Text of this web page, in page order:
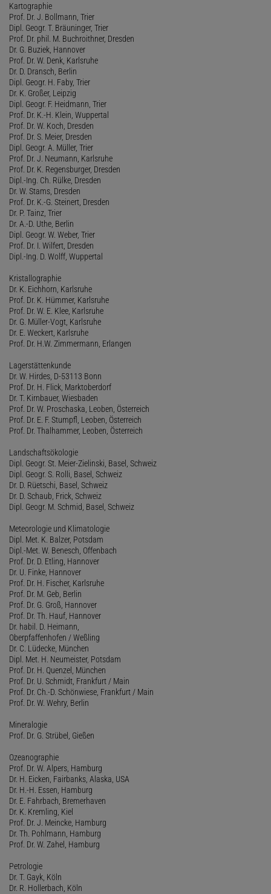
Kartographie
Prof. Dr. J. Bollmann, Trier
Dipl. Geogr. T. Bräuninger, Trier
Prof. Dr. phil. M. Buchroithner, Dresden
Dr. G. Buziek, Hannover
Prof. Dr. W. Denk, Karlsruhe
Dr. D. Dransch, Berlin
Dipl. Geogr. H. Faby, Trier
Dr. K. Großer, Leipzig
Dipl. Geogr. F. Heidmann, Trier
Prof. Dr. K.-H. Klein, Wuppertal
Prof. Dr. W. Koch, Dresden
Prof. Dr. S. Meier, Dresden
Dipl. Geogr. A. Müller, Trier
Prof. Dr. J. Neumann, Karlsruhe
Prof. Dr. K. Regensburger, Dresden
Dipl.-Ing. Ch. Rülke, Dresden
Dr. W. Stams, Dresden
Prof. Dr. K.-G. Steinert, Dresden
Dr. P. Tainz, Trier
Dr. A.-D. Uthe, Berlin
Dipl. Geogr. W. Weber, Trier
Prof. Dr. I. Wilfert, Dresden
Dipl.-Ing. D. Wolff, Wuppertal
Kristallographie
Dr. K. Eichhorn, Karlsruhe
Prof. Dr. K. Hümmer, Karlsruhe
Prof. Dr. W. E. Klee, Karlsruhe
Dr. G. Müller-Vogt, Karlsruhe
Dr. E. Weckert, Karlsruhe
Prof. Dr. H.W. Zimmermann, Erlangen
Lagerstättenkunde
Dr. W. Hirdes, D-53113 Bonn
Prof. Dr. H. Flick, Marktoberdorf
Dr. T. Kirnbauer, Wiesbaden
Prof. Dr. W. Proschaska, Leoben, Österreich
Prof. Dr. E. F. Stumpfl, Leoben, Österreich
Prof. Dr. Thalhammer, Leoben, Österreich
Landschaftsökologie
Dipl. Geogr. St. Meier-Zielinski, Basel, Schweiz
Dipl. Geogr. S. Rolli, Basel, Schweiz
Dr. D. Rüetschi, Basel, Schweiz
Dr. D. Schaub, Frick, Schweiz
Dipl. Geogr. M. Schmid, Basel, Schweiz
Meteorologie und Klimatologie
Dipl. Met. K. Balzer, Potsdam
Dipl.-Met. W. Benesch, Offenbach
Prof. Dr. D. Etling, Hannover
Dr. U. Finke, Hannover
Prof. Dr. H. Fischer, Karlsruhe
Prof. Dr. M. Geb, Berlin
Prof. Dr. G. Groß, Hannover
Prof. Dr. Th. Hauf, Hannover
Dr. habil. D. Heimann,
Oberpfaffenhofen / Weßling
Dr. C. Lüdecke, München
Dipl. Met. H. Neumeister, Potsdam
Prof. Dr. H. Quenzel, München
Prof. Dr. U. Schmidt, Frankfurt / Main
Prof. Dr. Ch.-D. Schönwiese, Frankfurt / Main
Prof. Dr. W. Wehry, Berlin
Mineralogie
Prof. Dr. G. Strübel, Gießen
Ozeanographie
Prof. Dr. W. Alpers, Hamburg
Dr. H. Eicken, Fairbanks, Alaska, USA
Dr. H.-H. Essen, Hamburg
Dr. E. Fahrbach, Bremerhaven
Dr. K. Kremling, Kiel
Prof. Dr. J. Meincke, Hamburg
Dr. Th. Pohlmann, Hamburg
Prof. Dr. W. Zahel, Hamburg
Petrologie
Dr. T. Gayk, Köln
Dr. R. Hollerbach, Köln